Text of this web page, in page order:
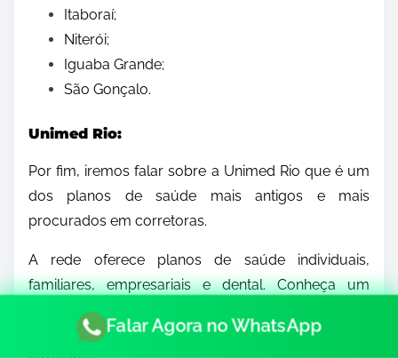
Itaboraí;
Niterói;
Iguaba Grande;
São Gonçalo.
Unimed Rio:
Por fim, iremos falar sobre a Unimed Rio que é um
dos planos de saúde mais antigos e mais
procurados em corretoras.
A rede oferece planos de saúde individuais,
familiares, empresariais e dental. Conheça um
pouco mais sobre eles e depois solicite a tabela de
preços ou faça uma cotação com a nossa
Falar Agora no WhatsApp